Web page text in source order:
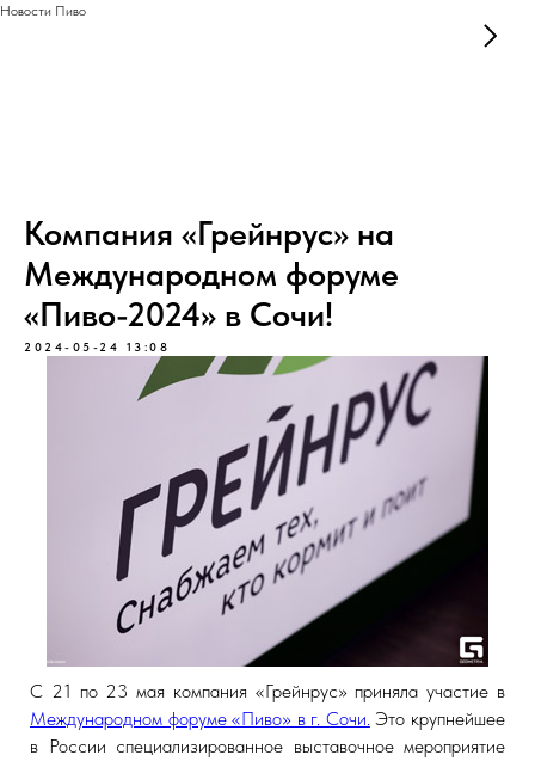
Новости Пиво
Компания «Грейнрус» на
Международном форуме
«Пиво-2024» в Сочи!
2024-05-24 13:08
С 21 по 23 мая компания «Грейнрус» приняла участие в
Международном форуме «Пиво» в г. Сочи.Это крупнейшее
в России специализированное выставочное мероприятие